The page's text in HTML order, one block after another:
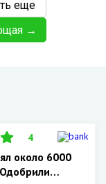
еще
→
4
около 6000